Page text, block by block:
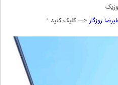
روزگار<— کلیک کنید “